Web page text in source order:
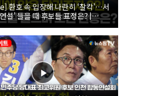
환호 속 입장해 나란히 ‘찰칵’…서
설’ 들을 때 후보들 표정은? |
불어민주당 당대표·최고위원 후
동연설회